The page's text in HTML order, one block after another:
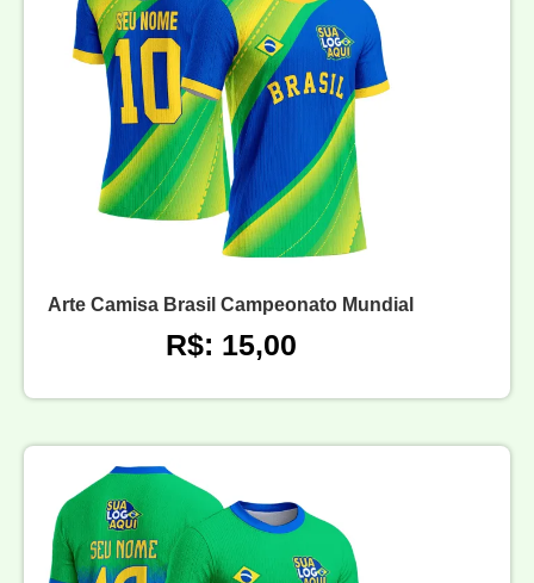
Arte Camisa Brasil Campeonato Mundial
R$: 15,00